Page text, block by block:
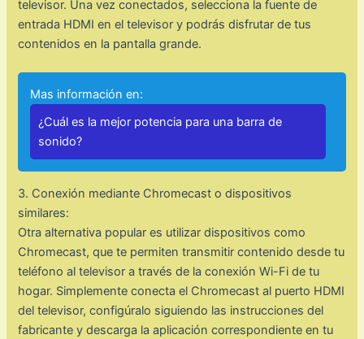
televisor. Una vez conectados, selecciona la fuente de
entrada HDMI en el televisor y podrás disfrutar de tus
contenidos en la pantalla grande.
Mas información en:
¿Cuál es la mejor potencia para una barra de
sonido?
3. Conexión mediante Chromecast o dispositivos
similares:
Otra alternativa popular es utilizar dispositivos como
Chromecast, que te permiten transmitir contenido desde tu
teléfono al televisor a través de la conexión Wi-Fi de tu
hogar. Simplemente conecta el Chromecast al puerto HDMI
del televisor, configúralo siguiendo las instrucciones del
fabricante y descarga la aplicación correspondiente en tu